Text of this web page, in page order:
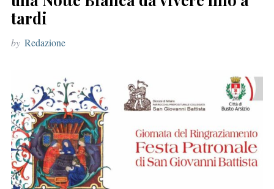
o
:
tardi
by Redazione